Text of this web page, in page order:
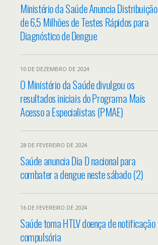
Ministério da Saúde Anuncia Distribuição
de 6,5 Milhões de Testes Rápidos para
Diagnóstico de Dengue
10 DE DEZEMBRO DE 2024
O Ministério da Saúde divulgou os
resultados iniciais do Programa Mais
Acesso a Especialistas (PMAE)
28 DE FEVEREIRO DE 2024
Saúde anuncia Dia D nacional para
combater a dengue neste sábado (2)
16 DE FEVEREIRO DE 2024
Saúde torna HTLV doença de notificação
compulsória